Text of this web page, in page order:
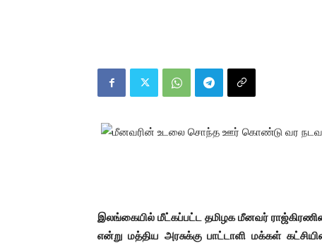
இலங்கையில் மீட்கப்பட்ட தமிழக மீனவர்
என்று மத்திய அரசுக்கு பாட்டாளி மக்கள்